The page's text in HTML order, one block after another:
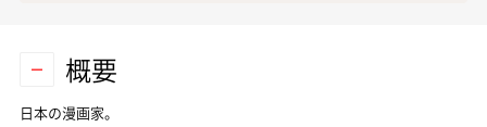
概要
日本の漫画家。